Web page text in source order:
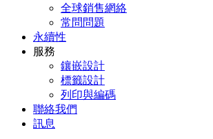
全球銷售網絡
常問問題
永續性
服務
鑲嵌設計
標籤設計
列印與編碼
聯絡我們
訊息